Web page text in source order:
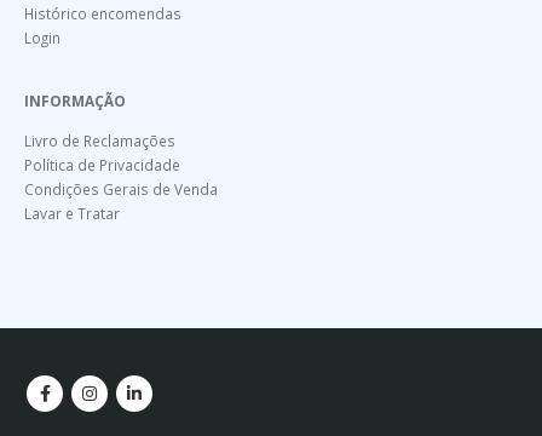
Histórico encomendas
Login
INFORMAÇÃO
Livro de Reclamações
Política de Privacidade
Condições Gerais de Venda
Lavar e Tratar